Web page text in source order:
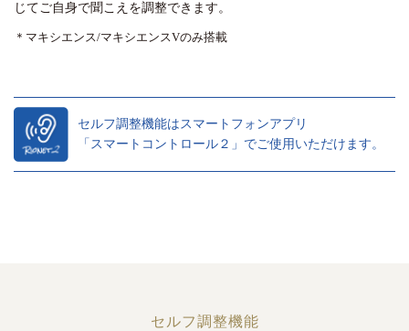
じてご自身で聞こえを調整できます。
＊マキシエンス/マキシエンスVのみ搭載
セルフ調整機能はスマートフォンアプリ
「スマートコントロール２」でご使用いただけます。
セルフ調整機能